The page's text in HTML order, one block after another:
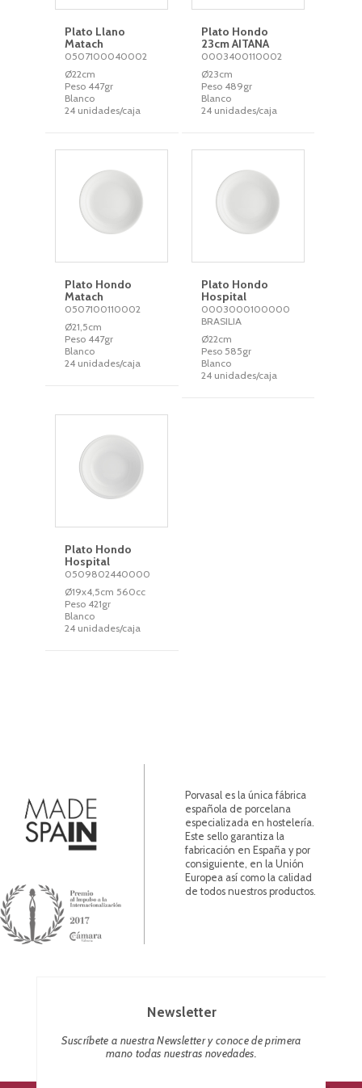
Plato Llano
Matach
0507100040002
Ø22cm
Peso 447gr
Blanco
24 unidades/caja
Plato Hondo
23cm AITANA
0003400110002
Ø23cm
Peso 489gr
Blanco
24 unidades/caja
Plato Hondo
Matach
0507100110002
Ø21,5cm
Peso 447gr
Blanco
24 unidades/caja
Plato Hondo
Hospital
0003000100000
BRASILIA
Ø22cm
Peso 585gr
Blanco
24 unidades/caja
Plato Hondo
Hospital
0509802440000
Ø19x4,5cm 560cc
Peso 421gr
Blanco
24 unidades/caja
Porvasal es la única fábrica
española de porcelana
especializada en hostelería.
Este sello garantiza la
fabricación en España y por
consiguiente, en la Unión
Europea así como la calidad
de todos nuestros productos.
Newsletter
Suscríbete a nuestra Newsletter y conoce de primera
mano todas nuestras novedades.